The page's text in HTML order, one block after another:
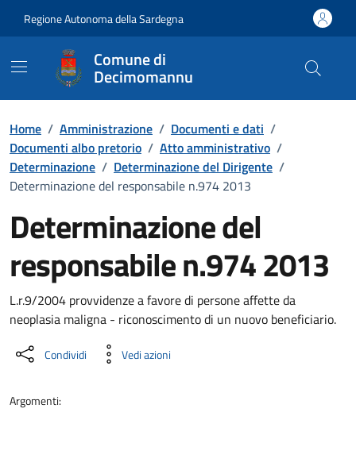
Regione Autonoma della Sardegna
Comune di
Decimomannu
Home / Amministrazione / Documenti e dati /
Documenti albo pretorio / Atto amministrativo /
Determinazione / Determinazione del Dirigente /
Determinazione del responsabile n.974 2013
Determinazione del
responsabile n.974 2013
Dettaglio del documento
L.r.9/2004 provvidenze a favore di persone affette da
neoplasia maligna - riconoscimento di un nuovo beneficiario.
Condividi Vedi azioni
Argomenti: